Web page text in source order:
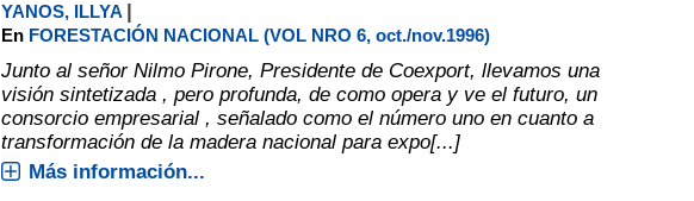
YANOS, ILLYA
En FORESTACIÓN NACIONAL (VOL NRO 6, oct./nov.1996)
Junto al señor Nilmo Pirone, Presidente de Coexport, llevamos una
visión sintetizada , pero profunda, de como opera y ve el futuro, un
consorcio empresarial , señalado como el número uno en cuanto a
transformación de la madera nacional para expo[...]
Más información...